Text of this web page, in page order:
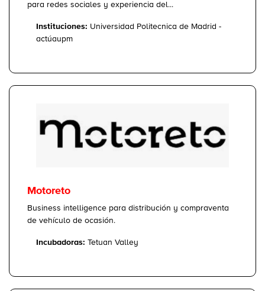
para redes sociales y experiencia del...
Instituciones: Universidad Politecnica de Madrid -
actúaupm
Motoreto
Business intelligence para distribución y compraventa
de vehículo de ocasión.
Incubadoras: Tetuan Valley